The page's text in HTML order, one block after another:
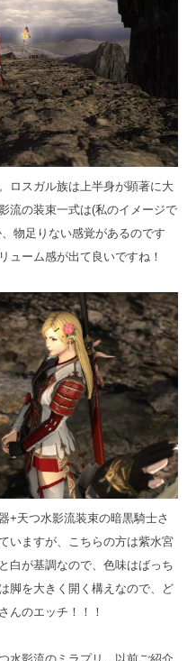
ロスガル族は上半身が顕著に大
流の装束一式は(私のイメージで
物足りない感覚があるのです
ューム感が出て良いですね！
+天つ水影流装束の暗黒騎士さ
いますが、こちらの方は紫水宮
白が基調なので、色味はばっち
を大きく開く構えなので、ど
んのエッチ！！！